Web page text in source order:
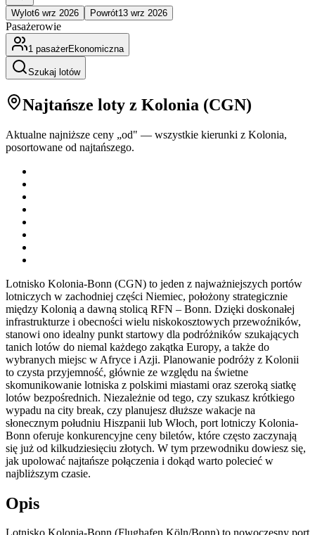
Wylot6 wrz 2026 Powrót13 wrz 2026
Pasażerowie
1 pasażerEkonomiczna
Szukaj lotów
Najtańsze loty z Kolonia (CGN)
Aktualne najniższe ceny „od" — wszystkie kierunki z Kolonia,
posortowane od najtańszego.
Lotnisko Kolonia-Bonn (CGN) to jeden z najważniejszych portów
lotniczych w zachodniej części Niemiec, położony strategicznie
między Kolonią a dawną stolicą RFN – Bonn. Dzięki doskonałej
infrastrukturze i obecności wielu niskokosztowych przewoźników,
stanowi ono idealny punkt startowy dla podróżników szukających
tanich lotów do niemal każdego zakątka Europy, a także do
wybranych miejsc w Afryce i Azji. Planowanie podróży z Kolonii
to czysta przyjemność, głównie ze względu na świetne
skomunikowanie lotniska z polskimi miastami oraz szeroką siatkę
lotów bezpośrednich. Niezależnie od tego, czy szukasz krótkiego
wypadu na city break, czy planujesz dłuższe wakacje na
słonecznym południu Hiszpanii lub Włoch, port lotniczy Kolonia-
Bonn oferuje konkurencyjne ceny biletów, które często zaczynają
się już od kilkudziesięciu złotych. W tym przewodniku dowiesz się,
jak upolować najtańsze połączenia i dokąd warto polecieć w
najbliższym czasie.
Opis